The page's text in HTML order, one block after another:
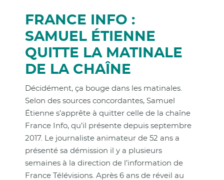
FRANCE INFO :
SAMUEL ÉTIENNE
QUITTE LA MATINALE
DE LA CHAÎNE
Décidément, ça bouge dans les matinales.
Selon des sources concordantes, Samuel
Étienne s’apprête à quitter celle de la chaîne
France Info, qu’il présente depuis septembre
2017. Le journaliste animateur de 52 ans a
présenté sa démission il y a plusieurs
semaines à la direction de l’information de
France Télévisions. Après 6 ans de réveil au